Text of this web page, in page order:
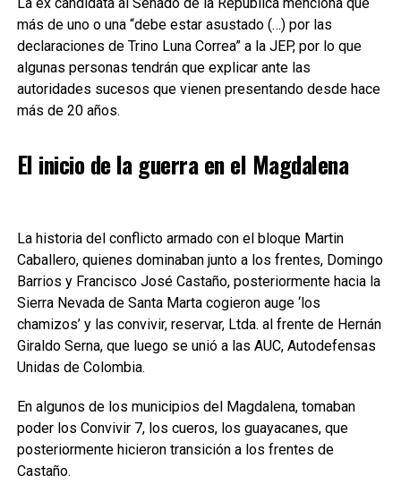
más de uno o una “debe estar asustado (…) por las
declaraciones de Trino Luna Correa” a la JEP, por lo que
algunas personas tendrán que explicar ante las
autoridades sucesos que vienen presentando desde hace
más de 20 años.
El inicio de la guerra en el Magdalena
La historia del conflicto armado con el bloque Martin
Caballero, quienes dominaban junto a los frentes, Domingo
Barrios y Francisco José Castaño, posteriormente hacia la
Sierra Nevada de Santa Marta cogieron auge ‘los
chamizos’ y las convivir, reservar, Ltda. al frente de Hernán
Giraldo Serna, que luego se unió a las AUC, Autodefensas
Unidas de Colombia.
En algunos de los municipios del Magdalena, tomaban
poder los Convivir 7, los cueros, los guayacanes, que
posteriormente hicieron transición a los frentes de
Castaño.